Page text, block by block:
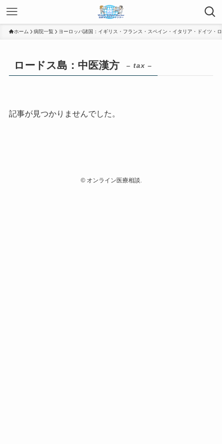
ホーム 病院一覧 ヨーロッパ諸国：イギリス・フランス・スペイン・イタリア・ドイツ・
ロードス島：中医漢方 – tax –
記事が見つかりませんでした。
©オンライン医療相談.